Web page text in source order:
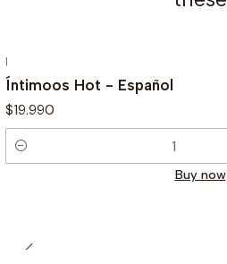
|
Íntimoos Hot - Español
$19.990
Quantity
Buy now